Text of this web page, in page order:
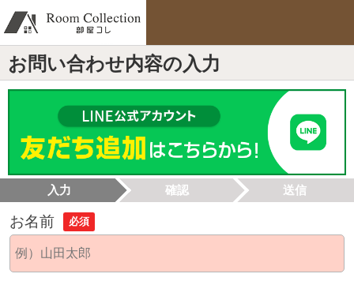
お問い合わせ内容の入力
入力 確認 送信
お名前 必須